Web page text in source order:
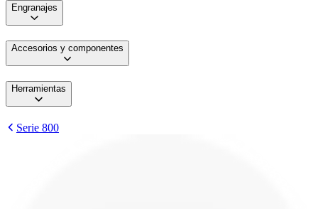
Engranajes
Accesorios y componentes
Herramientas
Serie 800